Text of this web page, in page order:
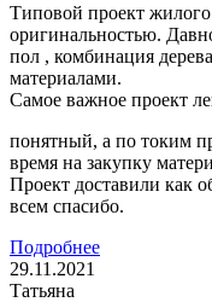
Типовой проект
оригинальностью.
пол , комбинация
материалами.
Самое важное проект
понятный, а по токим
время на закупку
Проект доставили как
всем спасибо.
Подробнее
29.11.2021
Татьяна